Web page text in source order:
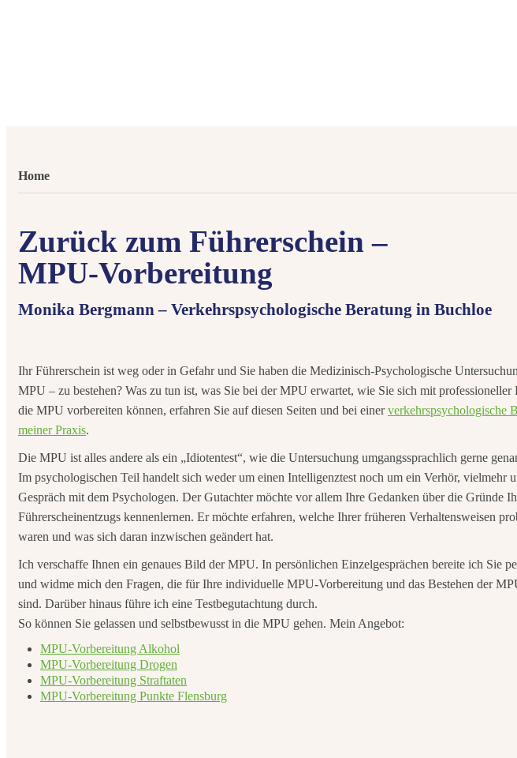
Home
Zurück zum Führerschein –
MPU-Vorbereitung
Monika Bergmann – Verkehrspsychologische Beratung in Buchloe
Ihr Führerschein ist weg oder in Gefahr und Sie haben die Medizinisch-Psychologische
MPU – zu bestehen? Was zu tun ist, was Sie bei der MPU erwartet, wie Sie sich mit
die MPU vorbereiten können, erfahren Sie auf diesen Seiten und bei einerverkehrspsychologische
meiner Praxis.
Die MPU ist alles andere als ein „Idiotentest“, wie die Untersuchung umgangssprachlich gerne
Im psychologischen Teil handelt sich weder um einen Intelligenztest noch um ein Verhör, vielmehr
Gespräch mit dem Psychologen. Der Gutachter möchte vor allem Ihre Gedanken über die Gründe
Führerscheinentzugs kennenlernen. Er möchte erfahren, welche Ihrer früheren Verhaltensweisen
waren und was sich daran inzwischen geändert hat.
Ich verschaffe Ihnen ein genaues Bild der MPU. In persönlichen Einzelgesprächen bereite ich Sie
und widme mich den Fragen, die für Ihre individuelle MPU-Vorbereitung und das Bestehen der
sind. Darüber hinaus führe ich eine Testbegutachtung durch.
So können Sie gelassen und selbstbewusst in die MPU gehen. Mein Angebot:
MPU-Vorbereitung Alkohol
MPU-Vorbereitung Drogen
MPU-Vorbereitung Straftaten
MPU-Vorbereitung Punkte Flensburg